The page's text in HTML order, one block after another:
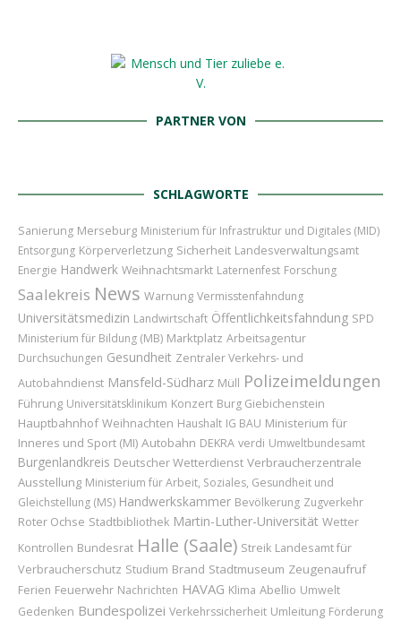
PARTNER VON
SCHLAGWORTE
Sanierung Merseburg Ministerium für Infrastruktur und Digitales (MID)
Entsorgung Körperverletzung Sicherheit Landesverwaltungsamt
Energie Handwerk Weihnachtsmarkt Laternenfest Forschung
Saalekreis News Warnung Vermisstenfahndung
Universitätsmedizin Landwirtschaft Öffentlichkeitsfahndung SPD
Ministerium für Bildung (MB) Marktplatz Arbeitsagentur
Durchsuchungen Gesundheit Zentraler Verkehrs- und
Autobahndienst Mansfeld-Südharz Müll Polizeimeldungen
Führung Universitätsklinikum Konzert Burg Giebichenstein
Hauptbahnhof Weihnachten Haushalt IG BAU Ministerium für
Inneres und Sport (MI) Autobahn DEKRA verdi Umweltbundesamt
Burgenlandkreis Deutscher Wetterdienst Verbraucherzentrale
Ausstellung Ministerium für Arbeit, Soziales, Gesundheit und
Gleichstellung (MS) Handwerkskammer Bevölkerung Zugverkehr
Roter Ochse Stadtbibliothek Martin-Luther-Universität Wetter
Kontrollen Bundesrat Halle (Saale) Streik Landesamt für
Verbraucherschutz Studium Brand Stadtmuseum Zeugenaufruf
Ferien Feuerwehr Nachrichten HAVAG Klima Abellio Umwelt
Gedenken Bundespolizei Verkehrssicherheit Umleitung Förderung